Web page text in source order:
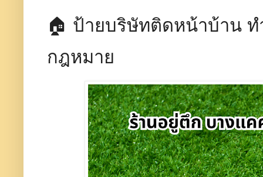
🏠 ป้ายบริษัทติดหน้าบ้าน
กฎหมาย